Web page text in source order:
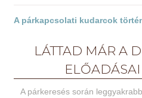
A párkapcsolati kudarcok
LÁTTAD MÁR A
A párkeresés során